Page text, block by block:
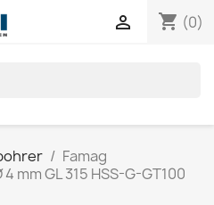
shopping_cart (0)

Famag
GL 315 HSS-G-GT100